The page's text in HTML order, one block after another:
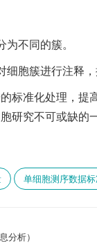
不同的簇。
胞簇进行注释
标准化处理，
研究不可或缺的一
单细胞测序数据
分析）